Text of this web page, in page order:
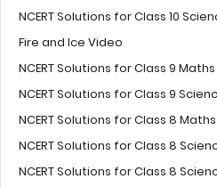
NCERT Solutions for Class 10
Fire and Ice Video
NCERT Solutions for Class 9 Maths
NCERT Solutions for Class 9
NCERT Solutions for Class 8 Maths
NCERT Solutions for Class 8
NCERT Solutions for Class 8